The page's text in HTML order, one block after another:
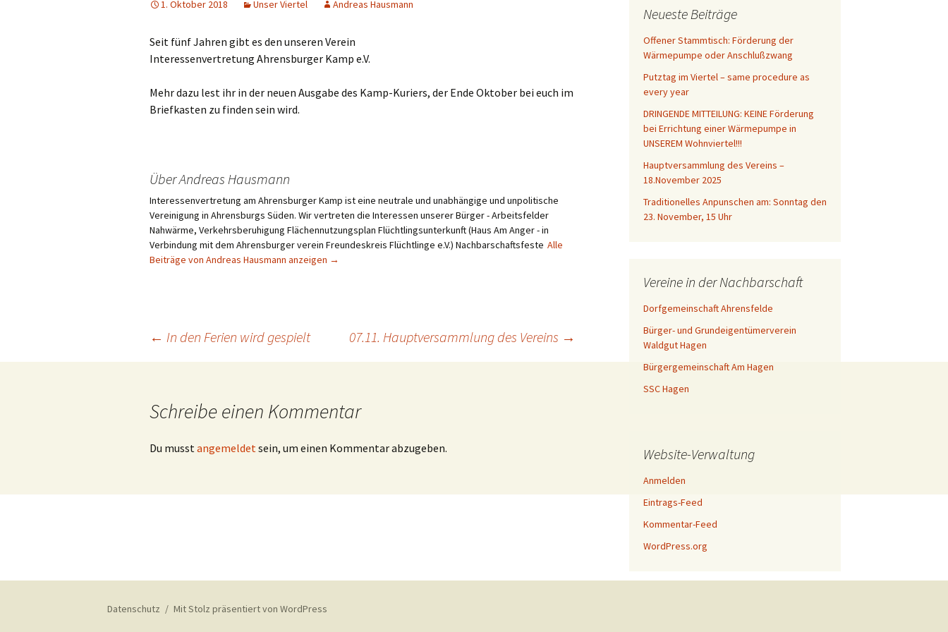
Flächennutzungsplan
1. Oktober 2018 Unser Viertel Andreas Hausmann
Seit fünf Jahren gibt es den unseren Verein
Interessenvertretung Ahrensburger Kamp e.V.
Mehr dazu lest ihr in der neuen Ausgabe des Kamp-Kuriers, der Ende Oktober bei euch im
Briefkasten zu finden sein wird.
Über Andreas Hausmann
Interessenvertretung am Ahrensburger Kamp ist eine neutrale und unabhängige und unpolitische
Vereinigung in Ahrensburgs Süden. Wir vertreten die Interessen unserer Bürger - Arbeitsfelder
Nahwärme, Verkehrsberuhigung Flächennutzungsplan Flüchtlingsunterkunft (Haus Am Anger - in
Verbindung mit dem Ahrensburger verein Freundeskreis Flüchtlinge e.V.) Nachbarschaftsfeste Alle
Beiträge von Andreas Hausmann anzeigen →
Beitragsnavigation
← In den Ferien wird gespielt 07.11. Hauptversammlung des Vereins →
Schreibe einen Kommentar
Du musstangemeldetsein, um einen Kommentar abzugeben.
Neueste Beiträge
Offener Stammtisch: Förderung der
Wärmepumpe oder Anschlußzwang
Putztag im Viertel – same procedure as
every year
DRINGENDE MITTEILUNG: KEINE Förderung
bei Errichtung einer Wärmepumpe in
UNSEREM Wohnviertel!!!
Hauptversammlung des Vereins –
18.November 2025
Traditionelles Anpunschen am: Sonntag den
23. November, 15 Uhr
Vereine in der Nachbarschaft
Dorfgemeinschaft Ahrensfelde
Bürger- und Grundeigentümerverein
Waldgut Hagen
Bürgergemeinschaft Am Hagen
SSC Hagen
Website-Verwaltung
Anmelden
Eintrags-Feed
Kommentar-Feed
WordPress.org
Datenschutz Mit Stolz präsentiert von WordPress